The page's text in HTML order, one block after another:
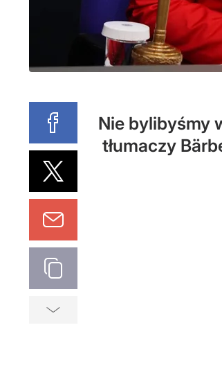
Nie bylibyśmy
tłumaczy